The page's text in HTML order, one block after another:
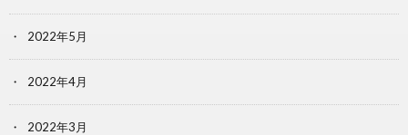
2022年5月
2022年4月
2022年3月